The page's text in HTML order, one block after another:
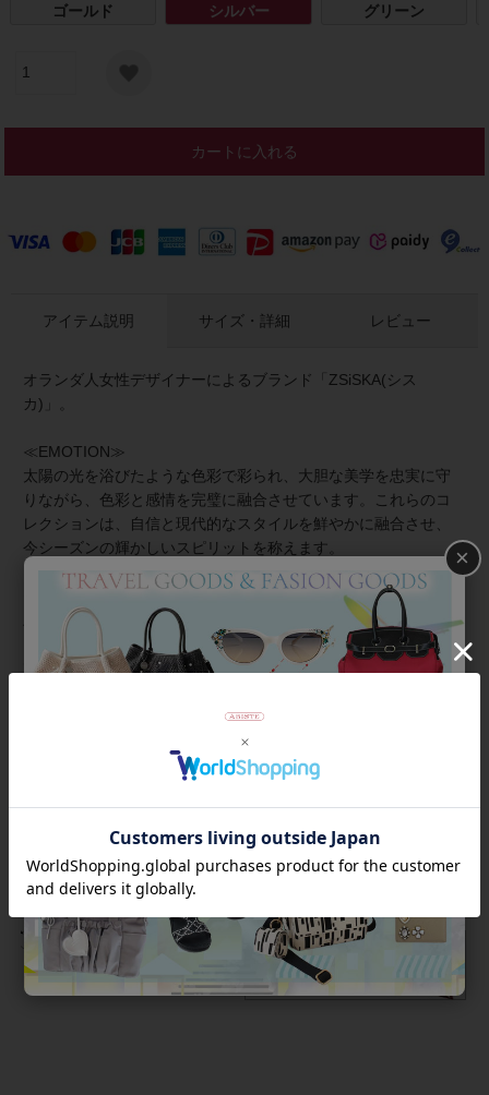
ゴールド シルバー グリーン
カートに入れる
アイテム説明
オランダ人女性デザイナーによるブランド「ZSiSKA(シス
カ)」。
≪EMOTION≫
太陽の光を浴びたような色彩で彩られ、大胆な美学を忠実に守
りながら、色彩と感情を完璧に融合させています。これらのコ
レクションは、自信と現代的なスタイルを鮮やかに融合させ、
今シーズンの輝かしいスピリットを称えます。
上質な樹脂、ポリエステルレジンの特性を活かし、ガラスのよ
うな質感を再現しつつも、軽くてつけやすいことで人気を博し
ています。肌に触れる部分に金属を使用していないため、アレ
◆シスカについて・コレクション一覧は
サイズ・詳細 レビュー
返品について
×